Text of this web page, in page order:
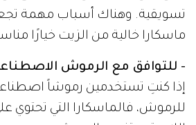
تسويقية. وهناك أسباب مهمة
ماسكارا خالية من الزيت خيارًا
- للتوافق مع الرموش
إذا كنتِ تستخدمين رموشاً
للرموش، فالماسكارا التي تحتوي